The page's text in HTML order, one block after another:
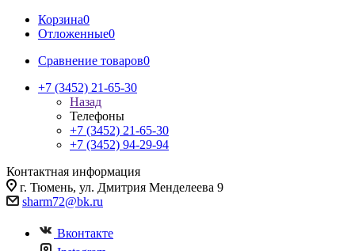
Корзина0
Отложенные0
Сравнение товаров0
+7 (3452) 21-65-30
Назад
Телефоны
+7 (3452) 21-65-30
+7 (3452) 94-29-94
Контактная информация
г. Тюмень, ул. Дмитрия Менделеева 9
sharm72@bk.ru
Вконтакте